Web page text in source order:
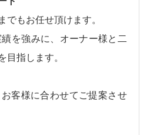
までもお任せ頂けます。
を強みに、オーナー様と二
目指します。
お客様に合わせてご提案させ